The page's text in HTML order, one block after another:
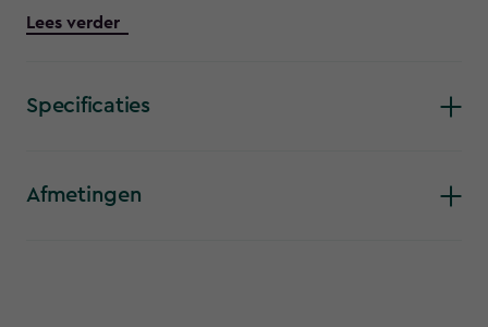
samen met de zit- en rugkussens maken deze loungestoel
perfect om in weg te zakken tijdens lange zomerdagen. En
genieten, vrijwel onderhoudsvrij.
Lees verder
Specificaties
Afmetingen